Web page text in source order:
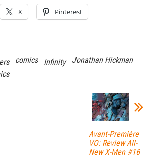
X Pinterest
comics Infinity
Jonathan Hickman
Avant-Première
VO: Review All-
New X-Men #16